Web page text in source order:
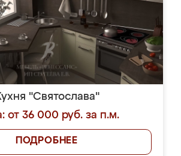
"Святослава"
от 36 000 руб. за п.м.
ПОДРОБНЕЕ